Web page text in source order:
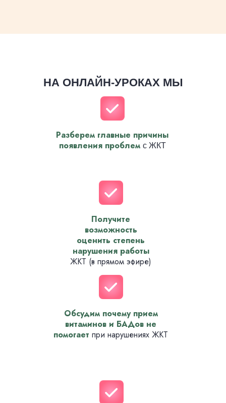
НА ОНЛАЙН-УРОКАХ МЫ
Разберем главные причины
появления проблем с ЖКТ
Обсудим почему прием
витаминов и БАДов не
помогает при нарушениях ЖКТ
Получите
возможность
оценить степень
нарушения работы
ЖКТ (в прямом эфире)